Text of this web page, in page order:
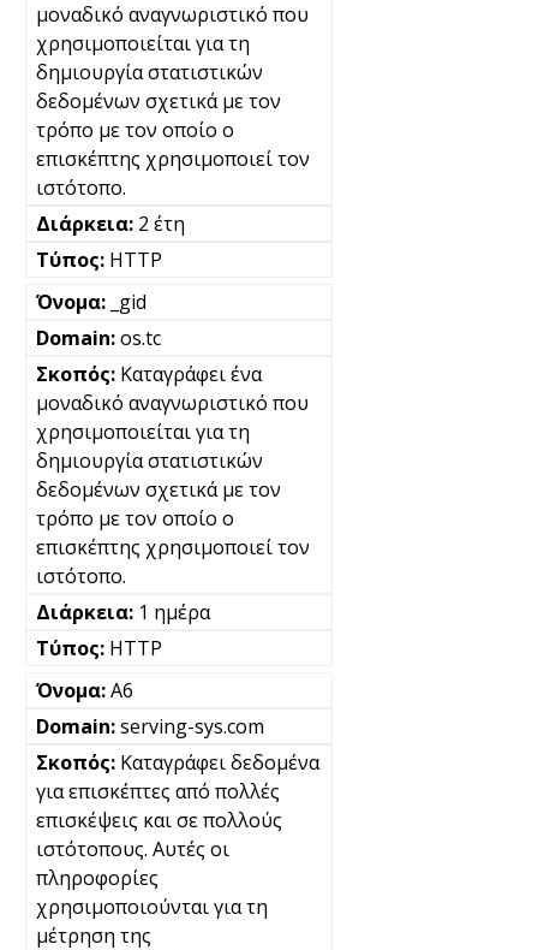
μοναδικό αναγνωριστικό που
χρησιμοποιείται για τη
δημιουργία στατιστικών
δεδομένων σχετικά με τον
τρόπο με τον οποίο ο
επισκέπτης χρησιμοποιεί τον
ιστότοπο.
2 έτη
HTTP
_gid
os.tc
Καταγράφει ένα
μοναδικό αναγνωριστικό που
χρησιμοποιείται για τη
δημιουργία στατιστικών
δεδομένων σχετικά με τον
τρόπο με τον οποίο ο
επισκέπτης χρησιμοποιεί τον
ιστότοπο.
1 ημέρα
HTTP
A6
serving-sys.com
Καταγράφει δεδομένα
για επισκέπτες από πολλές
επισκέψεις και σε πολλούς
ιστότοπους. Αυτές οι
πληροφορίες
χρησιμοποιούνται για τη
μέτρηση της